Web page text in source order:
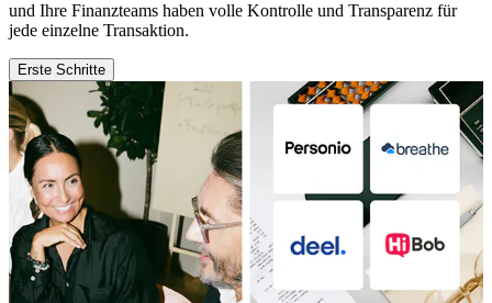
und Ihre Finanzteams haben volle Kontrolle und Transparenz für
jede einzelne Transaktion.
Erste Schritte